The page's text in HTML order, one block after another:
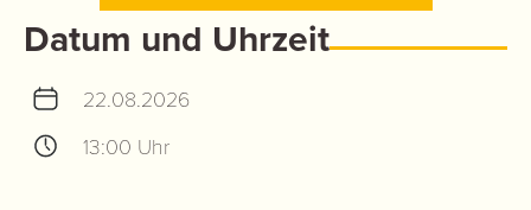
Datum und Uhrzeit
22.08.2026
13:00 Uhr